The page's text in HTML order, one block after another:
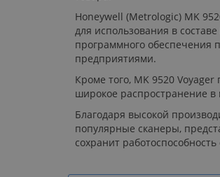
Honeywell (Metrologic) MK
для использования в
программного обеспечения
предприятиями.
Кроме того, MK 9520
широкое распространение в
Благодаря высокой
популярные сканеры,
сохранит